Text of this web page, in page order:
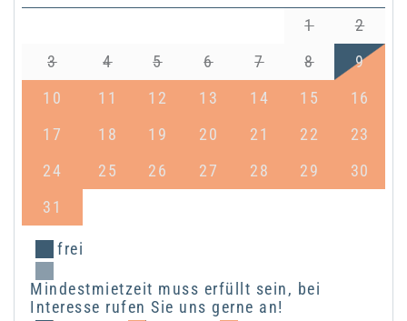
1
2
3
4 5 6 7 8
9
10
11 12 13 14 15
16
17
18 19 20 21 22
23
24
25 26 27 28 29
30
31
frei
Mindestmietzeit muss erfüllt sein, bei
Interesse rufen Sie uns gerne an!